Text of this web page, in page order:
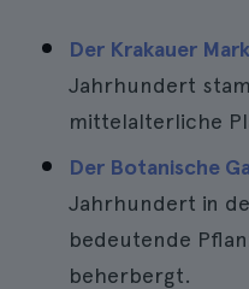
Der Krakauer
Jahrhundert
mittelalterliche
Der Botanische
Jahrhundert in
bedeutende
beherbergt.